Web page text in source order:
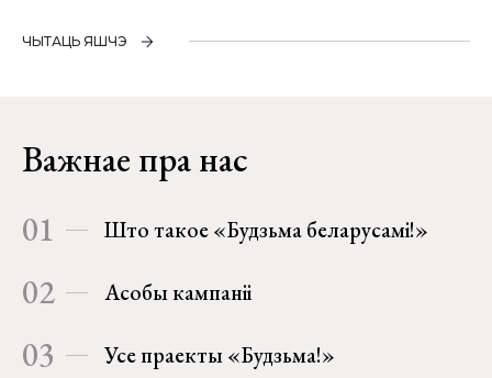
ЧЫТАЦЬ ЯШЧЭ
Важнае пра нас
01 Што такое «Будзьма беларусамі!»
02 Асобы кампаніі
03 Усе праекты «Будзьма!»